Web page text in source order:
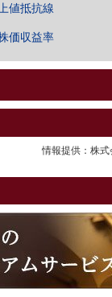
上値抵抗線
価収益率
情報提供：株